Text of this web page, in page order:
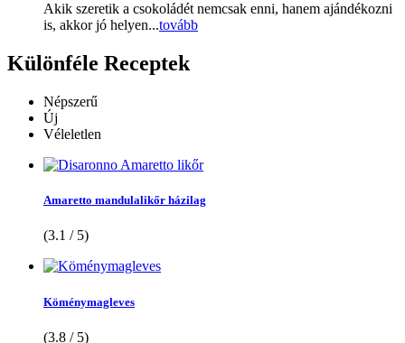
Akik szeretik a csokoládét nemcsak enni, hanem ajándékozni
is, akkor jó helyen...tovább
Különféle Receptek
Népszerű
Új
Véleletlen
Amaretto mandulalikőr házilag
(3.1 / 5)
Köménymagleves
(3.8 / 5)